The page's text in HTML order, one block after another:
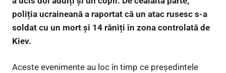
poliția ucraineană a raportat că un atac rusesc s-a
soldat cu un mort și 14 răniți în zona controlată de
Kiev.
Aceste evenimente au loc în timp ce președintele